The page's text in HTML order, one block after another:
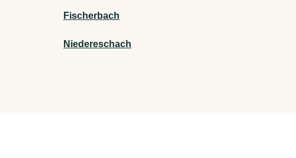
Fischerbach
Niedereschach